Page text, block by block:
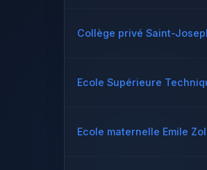
Collège privé Saint-
Ecole Supérieure
Ecole maternelle Emile